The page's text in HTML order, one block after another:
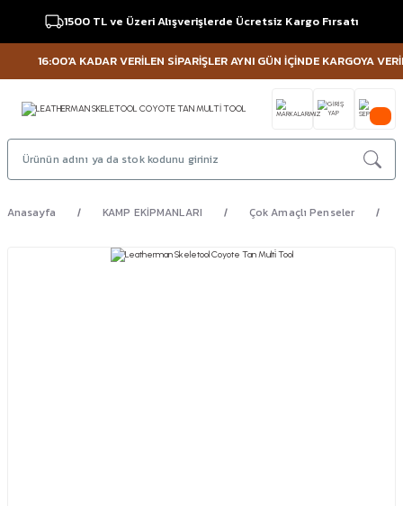
1500 TL ve Üzeri Alışverişlerde Ücretsiz Kargo Fırsatı
16:00'A KADAR VERİLEN SİPARİŞLER AYNI GÜN İÇİNDE KARGOYA
Anasayfa KAMP EKİPMANLARI Çok Amaçlı Penseler